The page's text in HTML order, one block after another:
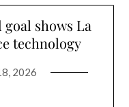
goal shows La
technology
2026